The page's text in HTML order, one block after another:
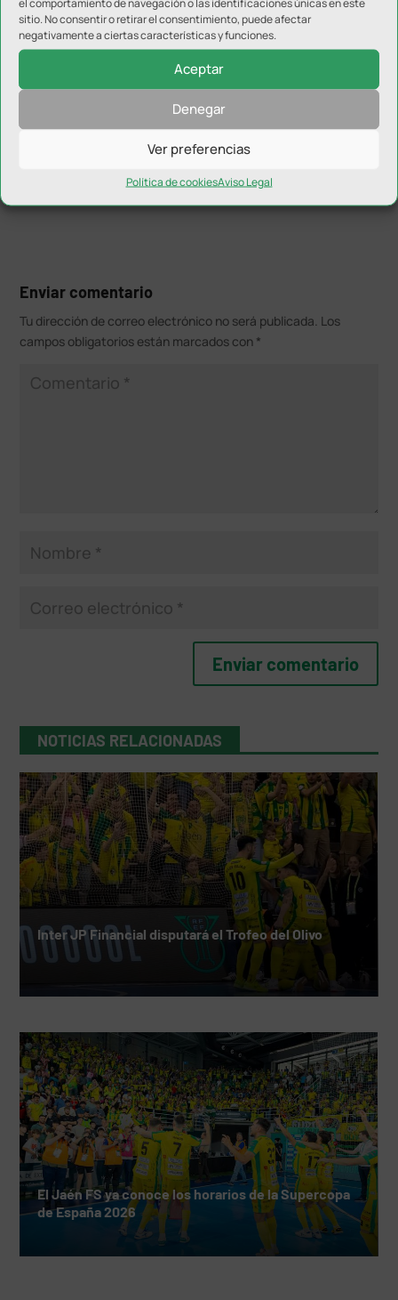
sitio. No consentir o retirar el consentimiento, puede afectar
negativamente a ciertas características y funciones.
Aceptar
Denegar
Ver preferencias
Política de cookiesAviso Legal
Haz clic para aceptar cookies de marketing
y permitir este contenido
Enviar comentario
Tu dirección de correo electrónico no será publicada. Los
campos obligatorios están marcados con *
NOTICIAS RELACIONADAS
Inter JP Financial disputará el Trofeo del Olivo
El Jaén FS ya conoce los horarios de la Supercopa
de España 2026